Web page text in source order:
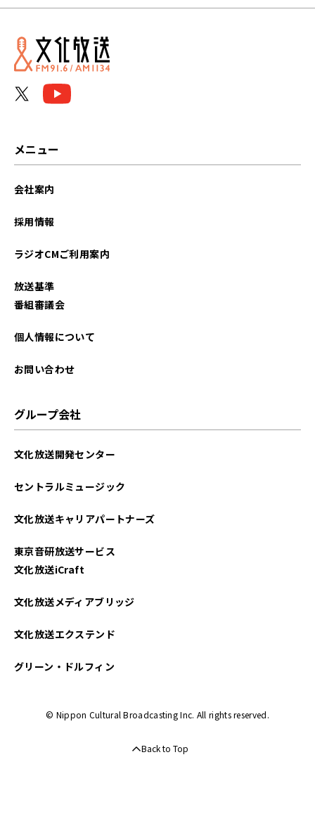
2024年03月
2024年02月
メニュー
会社案内
採用情報
ラジオCMご利用案内
放送基準
番組審議会
個人情報について
お問い合わせ
グループ会社
文化放送開発センター
セントラルミュージック
文化放送キャリアパートナーズ
東京音研放送サービス
文化放送iCraft
文化放送メディアブリッジ
文化放送エクステンド
グリーン・ドルフィン
© Nippon Cultural Broadcasting Inc. All rights reserved.
Back to Top